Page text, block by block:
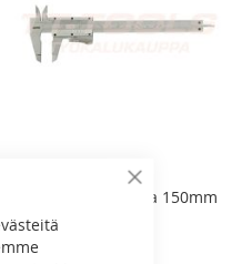
Sulje
Metrica Työntömitta 150mm
Monoblock - 10038
24,70 €